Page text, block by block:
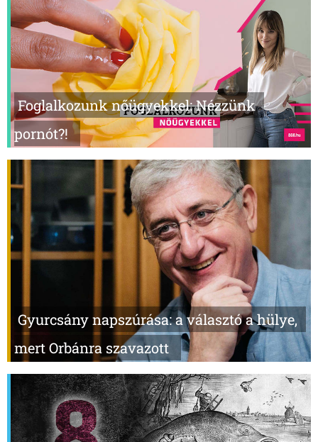
Foglalkozunk nőügyekkel: Nézzünk
pornót?!
Gyurcsány napszúrása: a választó a hülye,
mert Orbánra szavazott